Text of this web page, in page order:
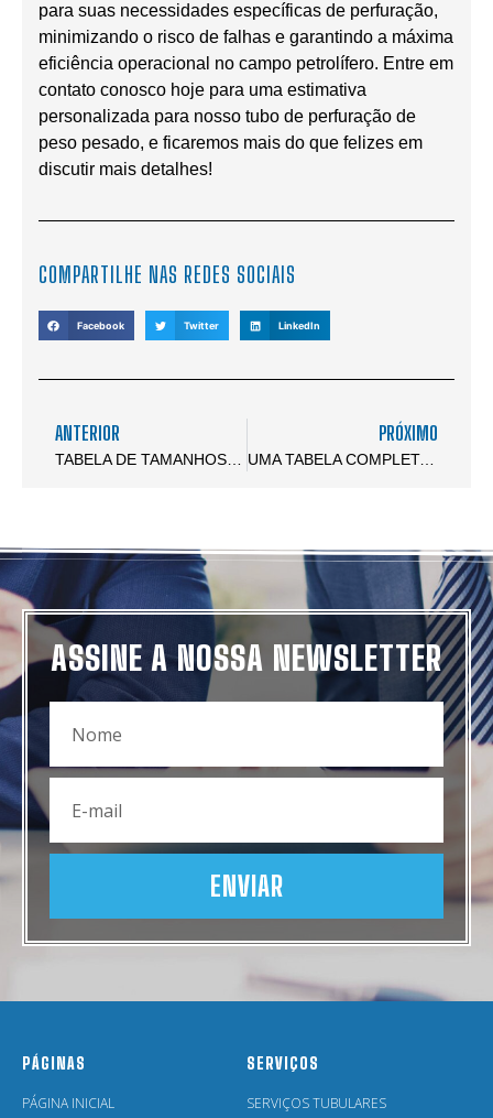
para suas necessidades específicas de perfuração,
minimizando o risco de falhas e garantindo a máxima
eficiência operacional no campo petrolífero. Entre em
contato conosco hoje para uma estimativa
personalizada para nosso tubo de perfuração de
peso pesado, e ficaremos mais do que felizes em
discutir mais detalhes!
COMPARTILHE NAS REDES SOCIAIS
Facebook Twitter LinkedIn
ANTERIOR
TABELA DE TAMANHOS DE VÁLVULA FLUTUANTE PARA TUBOS DE PERFURAÇÃO
PRÓXIMO
UMA TABELA COMPLETA DE COMPATIBILIDADE DE ROSCAS DE TUBO DE PERFURAÇÃO
ASSINE A NOSSA NEWSLETTER
ENVIAR
PÁGINAS
PÁGINA INICIAL
SERVIÇOS
SERVIÇOS TUBULARES